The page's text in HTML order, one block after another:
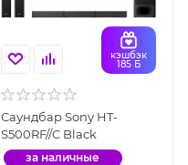
кэшбэк
185 Б
Саундбар Sony HT-
S500RF//C Black
за наличные